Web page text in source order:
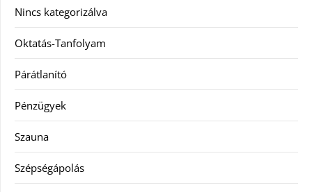
Nincs kategorizálva
Oktatás-Tanfolyam
Párátlanító
Pénzügyek
Szauna
Szépségápolás